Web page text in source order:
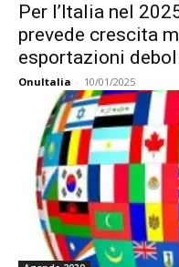
Per l’Italia nel
prevede crescita
esportazioni
OnuItalia - 10/01/2025